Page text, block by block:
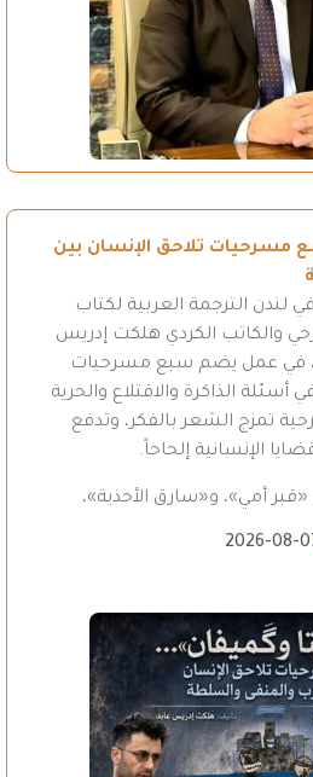
مسرحيات تلاحق الإنسان بين
لندن الترجمة العربية لكتاب
والكاتب الكردي هلكت إدريس
في عمل يضم سبع مسرحيات
الذاكرة والاقتلاع والحرية
تمزج الشعر بالفكر، وتدفع
الإنسانية إلحاحاً.
أمي»، و«سارق الأحذية»،
2026-08-